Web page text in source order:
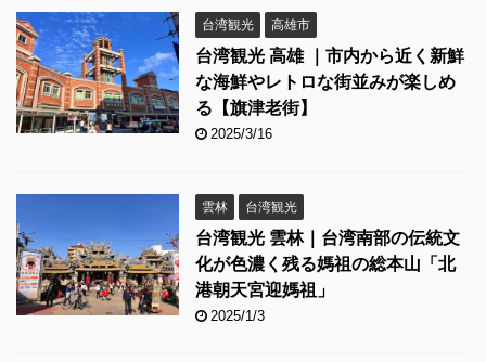
台湾観光 高雄市
台湾観光 高雄 ｜市内から近く新鮮
な海鮮やレトロな街並みが楽しめ
る【旗津老街】
2025/3/16
雲林 台湾観光
台湾観光 雲林｜台湾南部の伝統文
化が色濃く残る媽祖の総本山「北
港朝天宮迎媽祖」
2025/1/3